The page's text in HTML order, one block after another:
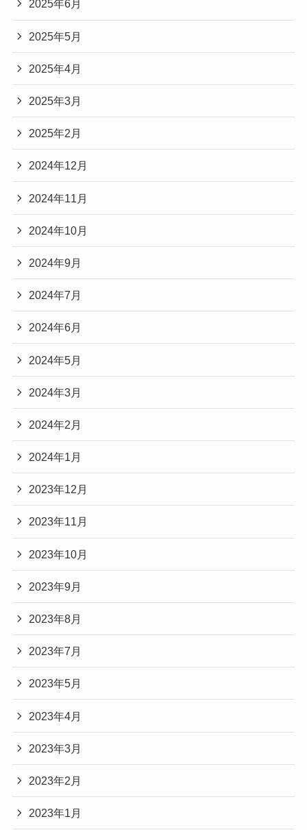
2025年6月
2025年5月
2025年4月
2025年3月
2025年2月
2024年12月
2024年11月
2024年10月
2024年9月
2024年7月
2024年6月
2024年5月
2024年3月
2024年2月
2024年1月
2023年12月
2023年11月
2023年10月
2023年9月
2023年8月
2023年7月
2023年5月
2023年4月
2023年3月
2023年2月
2023年1月